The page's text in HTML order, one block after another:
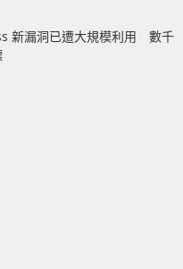
新漏洞已遭大規模利用 數千